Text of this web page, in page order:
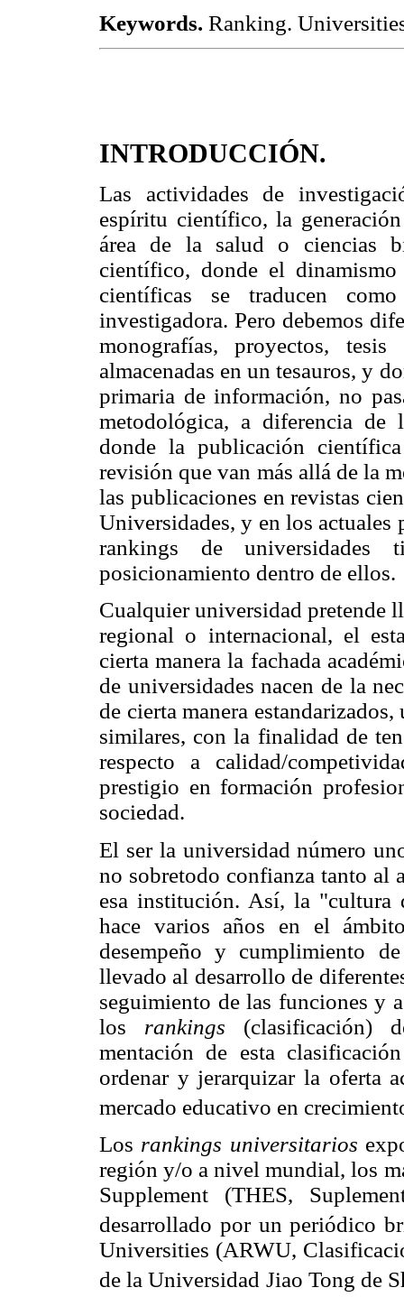
Keywords. Ranking.
INTRODUCCIÓN.
Las actividades de
espíritu científico, la
área de la salud o ciencias
científico, donde el
científicas se traducen
investigadora. Pero debemos
monografías, proyectos,
almacenadas en un tesauros, y
primaria de información, no
metodológica, a diferencia de
donde la publicación
revisión que van más allá de la
las publicaciones en revistas
Universidades, y en los actuales
rankings de
posicionamiento dentro de ellos.
Cualquier universidad pretende
regional o internacional, el
cierta manera la fachada
de universidades nacen de la
de cierta manera
similares, con la finalidad de
respecto a calidad/
prestigio en formación
sociedad.
El ser la universidad número
no sobretodo confianza tanto al
esa institución. Así, la "cultura
hace varios años en el
desempeño y cumplimiento
llevado al desarrollo de
seguimiento de las funciones y
los rankings (clasificación)
mentación de esta
ordenar y jerarquizar la oferta
mercado educativo en
Los rankings universitarios
región y/o a nivel mundial, los
Supplement (THES,
desarrollado por un periódico
Universities (ARWU,
de la Universidad Jiao Tong de